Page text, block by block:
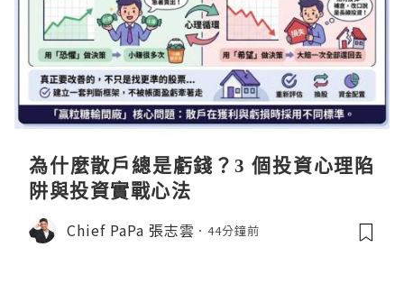
為什麼散戶總是虧錢？3 個投資心理陷
阱與投資實戰心法
Chief PaPa 張志雲 44分鐘前